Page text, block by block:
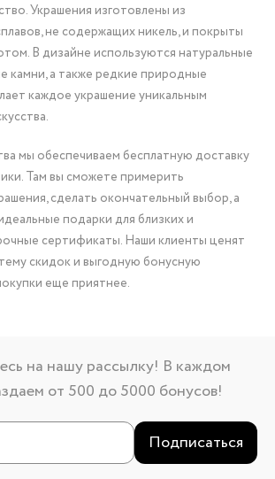
Украшения изготовлены из
не содержащих никель, и покрыты
В дизайне используются натуральные
камни, а также редкие природные
каждое украшение уникальным
мы обеспечиваем бесплатную доставку
Там вы сможете примерить
сделать окончательный выбор, а
подарки для близких и
сертификаты. Наши клиенты ценят
скидок и выгодную бонусную
еще приятнее.
на нашу рассылку! В каждом
от 500 до 5000 бонусов!
Подписаться